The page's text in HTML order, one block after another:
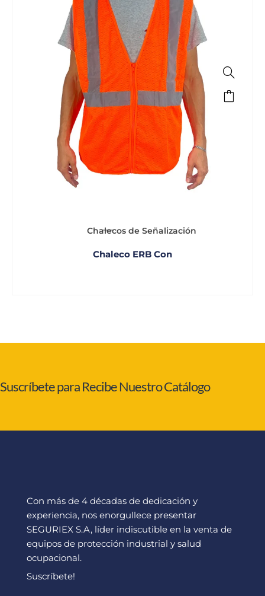
Chalecos de Señalización
Chaleco ERB Con
Suscríbete para Recibe Nuestro Catálogo
Con más de 4 décadas de dedicación y
experiencia, nos enorgullece presentar
SEGURIEX S.A, líder indiscutible en la venta de
equipos de protección industrial y salud
ocupacional.
Suscríbete!